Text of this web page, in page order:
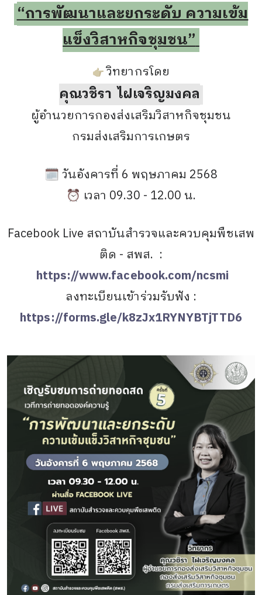
“การพัฒนาและยกระดับ ความเข้ม
แข็งวิสาหกิจชุมชน”
👉วิทยากรโดย
คุณวชิรา ไฝเจริญมงคล
ผู้อำนวยการกองส่งเสริมวิสาหกิจชุมชน
กรมส่งเสริมการเกษตร
🗓 วันอังคารที่ 6 พฤษภาคม 2568
⏰ เวลา 09.30 - 12.00 น.
Facebook Live สถาบันสำรวจและควบคุมพืชเสพ
ติด - สพส. :
https://www.facebook.com/ncsmi
ลงทะเบียนเข้าร่วมรับฟัง :
https://forms.gle/k8zJx1RYNYBTjTTD6